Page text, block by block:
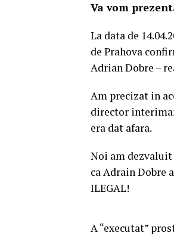
Va vom
La data de
de Prahova
Adrian Dobre –
Am precizat in
director
era dat afara.
Noi am dezvaluit
ca Adrain Dobre
ILEGAL!
A “executat”